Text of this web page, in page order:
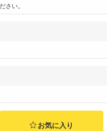
さい。
お気に入り